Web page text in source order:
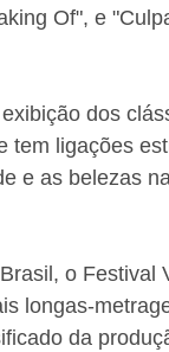
Of", e
dos
tem ligações
e as belezas
o Festival
longas-
da